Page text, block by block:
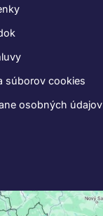
súborov cookies
osobných údajov